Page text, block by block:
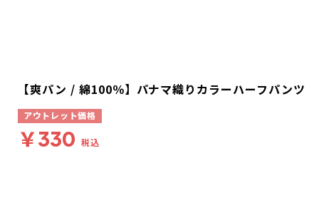
【爽パン / 綿100％】パナマ織りカラーハーフパンツ
アウトレット価格
￥330 税込